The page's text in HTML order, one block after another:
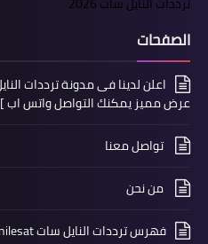
الصفحات
عرض مميز يمكنك التواصل واتس اب ]
تواصل معنا
من نحن
فهرس ترددات النايل سات nilesat الجديدة لعام 2025